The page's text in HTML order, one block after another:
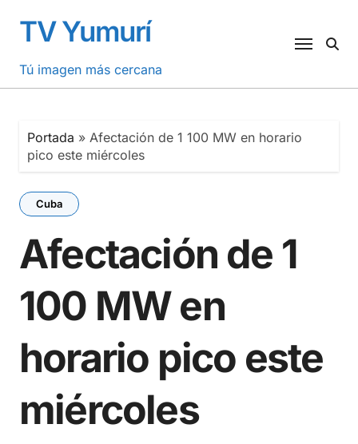
contenido
TV Yumurí
Tú imagen más cercana
Portada » Afectación de 1 100 MW en horario
pico este miércoles
Cuba
Afectación de 1
100 MW en
horario pico este
miércoles